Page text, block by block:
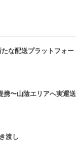
な配送プラットフォー
〜山陰エリアへ実運送
渡し